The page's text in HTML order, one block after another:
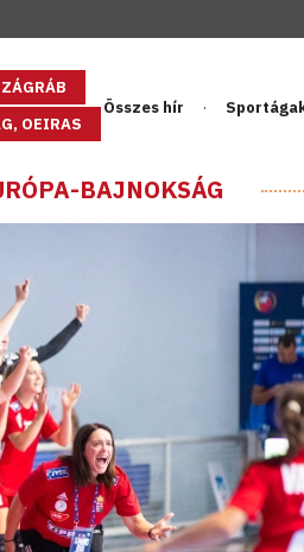
OEIRAS
Összes hír
BAJNOKSÁG